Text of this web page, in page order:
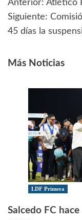
Navegación
de
Anterior: Atlético
Siguiente:
45 días la
Más Noticias
LDF Primera
Salcedo FC